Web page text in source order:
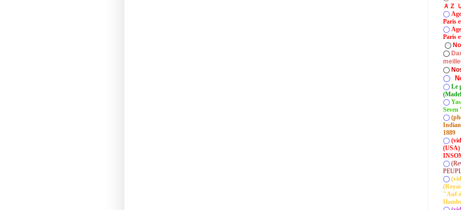
ＡＺ
◯
Paris
◯
Paris
◯
◯
◯
◯
◯ Le
◯
Seven
◯
Indian
1889
◯
◯
◯
"Auf